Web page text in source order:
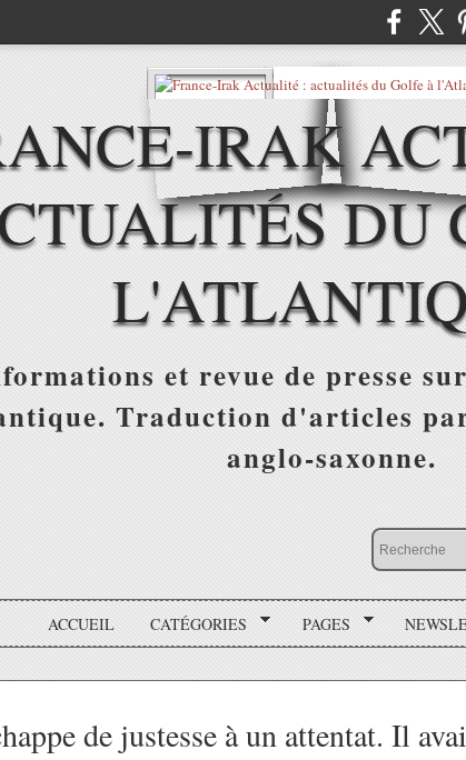
IRAK
DU
et revue de presse
Traduction d'articles
anglo-saxonne.
ACCUEIL CATÉGORIES PAGES
de justesse à un attentat. Il